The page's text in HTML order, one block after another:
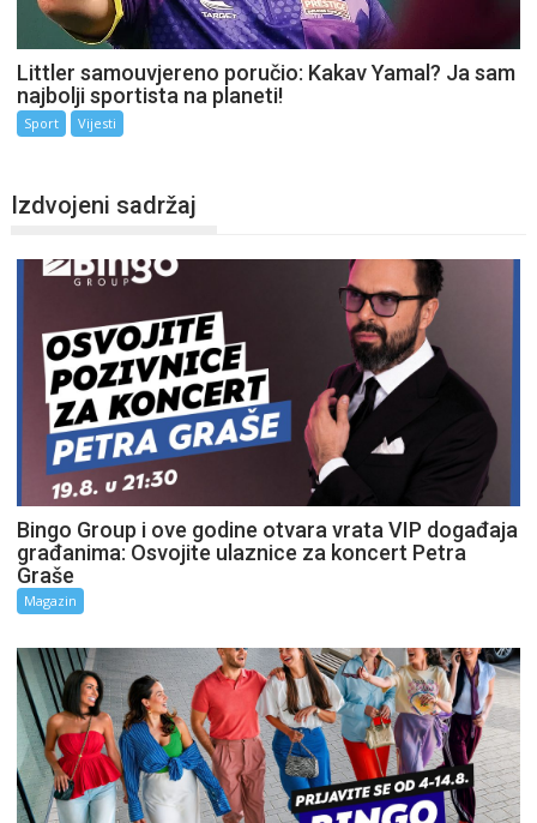
Littler samouvjereno poručio: Kakav Yamal? Ja sam
najbolji sportista na planeti!
Sport Vijesti
Izdvojeni sadržaj
Bingo Group i ove godine otvara vrata VIP događaja
građanima: Osvojite ulaznice za koncert Petra
Graše
Magazin